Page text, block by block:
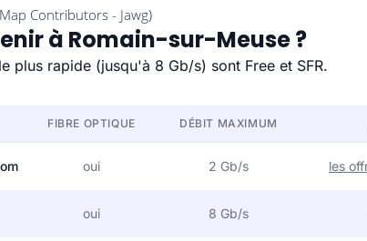
à Romain-sur-Meuse ?
plus rapide (jusqu'à 8 Gb/s) sont Free et SFR.
FIBRE OPTIQUE DÉBIT MAXIMUM
oui 2 Gb/s les
oui 8 Gb/s